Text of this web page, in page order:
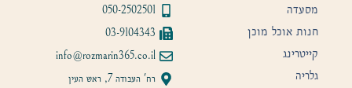
מסעדה
חנות אוכל מוכן
קייטרינג
גלריה
050-2502501
03-9104343
info@rozmarin365.co.il
רח' העבודה 7, ראש העין